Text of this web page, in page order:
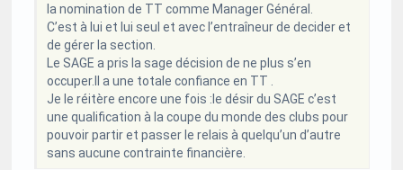
la nomination de TT comme Manager Général.
C’est à lui et lui seul et avec l’entraîneur de decider et
de gérer la section.
Le SAGE a pris la sage décision de ne plus s’en
occuper.Il a une totale confiance en TT .
Je le réitère encore une fois :le désir du SAGE c’est
une qualification à la coupe du monde des clubs pour
pouvoir partir et passer le relais à quelqu’un d’autre
sans aucune contrainte financière.